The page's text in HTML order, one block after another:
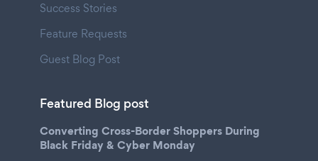
Success Stories
Feature Requests
Guest Blog Post
Featured Blog post
Converting Cross-Border Shoppers During
Black Friday & Cyber Monday